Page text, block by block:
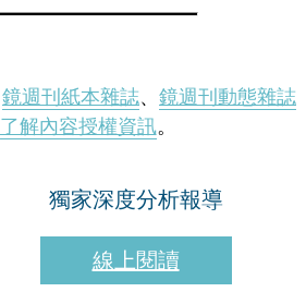
鏡週刊紙本雜誌、 鏡週刊動態雜誌
了解內容授權資訊。
獨家深度分析報導
線上閱讀